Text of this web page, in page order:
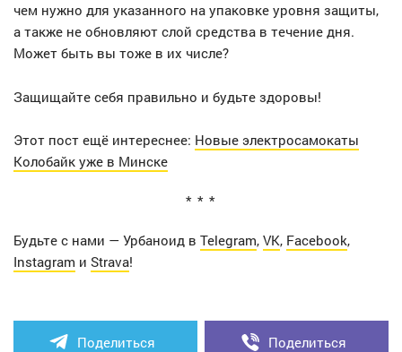
чем нужно для указанного на упаковке уровня защиты,
а также не обновляют слой средства в течение дня.
Может быть вы тоже в их числе?
Защищайте себя правильно и будьте здоровы!
Этот пост ещё интереснее: Новые электросамокаты
Колобайк уже в Минске
Будьте с нами — Урбаноид в Telegram, VK, Facebook,
Instagram и Strava!
Поделиться Поделиться